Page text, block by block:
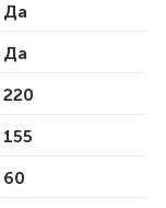
Да
Да
220
155
60